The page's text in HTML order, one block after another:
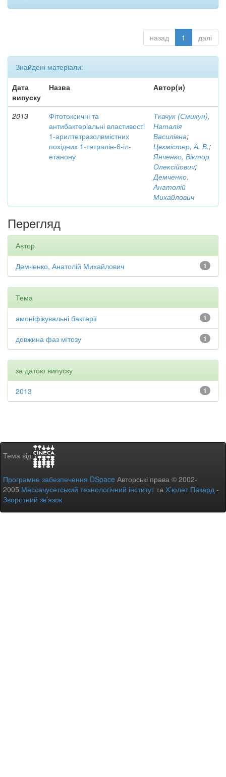
назад 1 далі
Знайдені матеріали:
Дата
випуску
Назва Автор(и)
2013
Фітотоксичні та
антибактеріальні властивості
1-арилтетразолвмістних
похідних 1-тетралін-6-іл-
етанону
Ткачук (Смикун),
Наталія
Василівна;
Цехмістер, А. В.;
Янченко, Віктор
Олексійович;
Демченко,
Анатолій
Михайлович
Перегляд
Автор
1
Демченко, Анатолій Михайлович
Тема
1
амоніфікувальні бактерії
1
довжина фаз мітозу
за датою випуску
1
2013
Тема від
Програмне забезпечення DSpace Авторські права © 2002-
2005 Массачусетський технологічний інститутта Х’юлет Пакард -
Зворотний зв’язок